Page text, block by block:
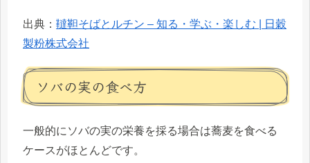
出典： 韃靼そばとルチン – 知る・学ぶ・楽しむ | 日穀
製粉株式会社
ソバの実の食べ方
一般的にソバの実の栄養を採る場合は蕎麦を食べる
ケースがほとんどです。